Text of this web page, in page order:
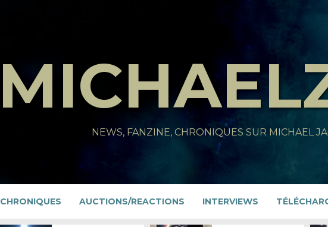
NEWS, FANZINE, CHRONIQUES SUR MICHAEL
CHRONIQUES AUCTIONS/REACTIONS INTERVIEWS